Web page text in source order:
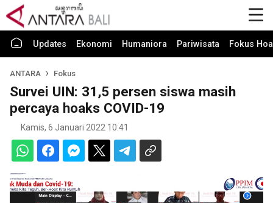
Updates Ekonomi Humaniora Pariwisata Fokus
ANTARA Fokus
Survei UIN: 31,5 persen siswa masih
percaya hoaks COVID-19
Kamis, 6 Januari 2022 10:41